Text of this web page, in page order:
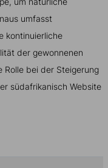
umfasst
kontinuierliche
der gewonnenen
Rolle bei der Steigerung
südafrikanisch Website